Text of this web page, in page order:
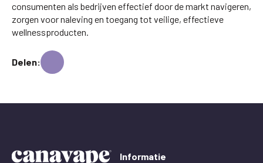
consumenten als bedrijven effectief door de markt navigeren,
zorgen voor naleving en toegang tot veilige, effectieve
wellnessproducten.
Delen:
Informatie